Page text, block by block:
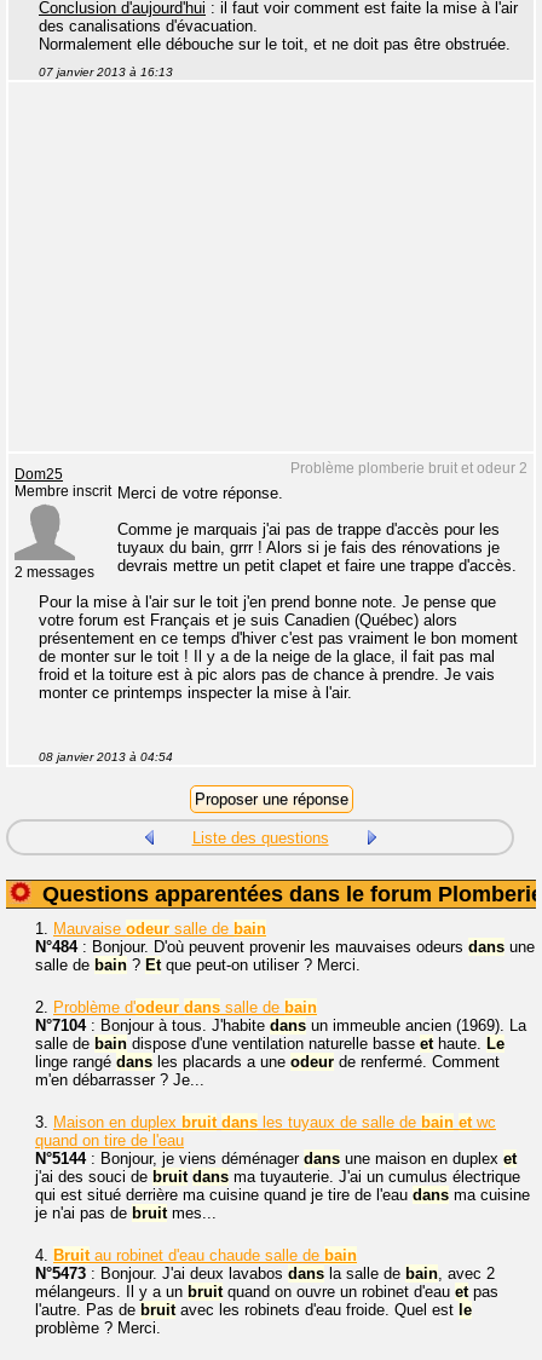
Conclusion d'aujourd'hui : il faut voir comment est faite la mise à l'air
des canalisations d'évacuation.
Normalement elle débouche sur le toit, et ne doit pas être obstruée.
07 janvier 2013 à 16:13
Problème plomberie bruit et odeur 2
Dom25
Membre inscrit
2 messages
Merci de votre réponse.
Comme je marquais j'ai pas de trappe d'accès pour les
tuyaux du bain, grrr ! Alors si je fais des rénovations je
devrais mettre un petit clapet et faire une trappe d'accès.
Pour la mise à l'air sur le toit j'en prend bonne note. Je pense que
votre forum est Français et je suis Canadien (Québec) alors
présentement en ce temps d'hiver c'est pas vraiment le bon moment
de monter sur le toit ! Il y a de la neige de la glace, il fait pas mal
froid et la toiture est à pic alors pas de chance à prendre. Je vais
monter ce printemps inspecter la mise à l'air.
08 janvier 2013 à 04:54
Liste des questions
Questions apparentées dans le forum Plomberie
1. Mauvaise odeur salle de bain
N°484: Bonjour. D'où peuvent provenir les mauvaises odeurs dans une
salle de bain ? Etque peut-on utiliser ? Merci.
2. Problème d'odeur dans salle de bain
N°7104: Bonjour à tous. J'habite dans un immeuble ancien (1969). La
salle de bain dispose d'une ventilation naturelle basse ethaute. Le
linge rangé dans les placards a une odeur de renfermé. Comment
m'en débarrasser ? Je...
3. Maison en duplex bruit dans les tuyaux de salle de bain etwc
quand on tire de l'eau
N°5144: Bonjour, je viens déménager dans une maison en duplex et
j'ai des souci de bruit dans ma tuyauterie. J'ai un cumulus électrique
qui est situé derrière ma cuisine quand je tire de l'eau dans ma cuisine
je n'ai pas de bruitmes...
4. Bruitau robinet d'eau chaude salle de bain
N°5473 : Bonjour. J'ai deux lavabos dans la salle de bain, avec 2
mélangeurs. Il y a un bruitquand on ouvre un robinet d'eau etpas
l'autre. Pas de bruitavec les robinets d'eau froide. Quel est le
problème ? Merci.